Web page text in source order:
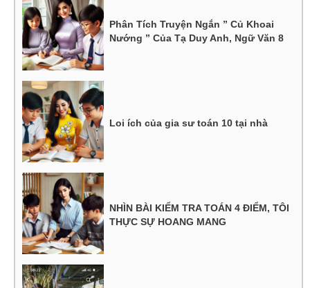
Phân Tích Truyện Ngắn ” Củ Khoai
Nướng ” Của Tạ Duy Anh, Ngữ Văn 8
Loi ích của gia sư toán 10 tại nhà
NHÌN BÀI KIỂM TRA TOÁN 4 ĐIỂM, TÔI
THỰC SỰ HOANG MANG